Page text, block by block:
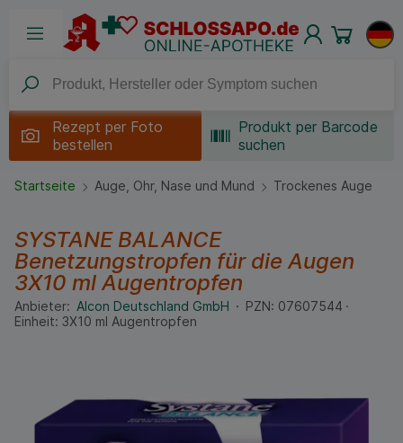
Rezept per Foto
bestellen
Produkt per Barcode
suchen
Startseite Auge, Ohr, Nase und Mund Trockenes Auge
SYSTANE BALANCE
Benetzungstropfen für die Augen
3X10 mlAugentropfen
Anbieter: Alcon Deutschland GmbH PZN: 07607544
Einheit: 3X10 ml Augentropfen